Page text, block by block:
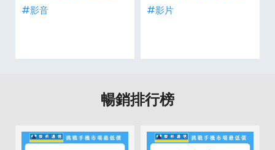
#影音
#影片
暢銷排行榜